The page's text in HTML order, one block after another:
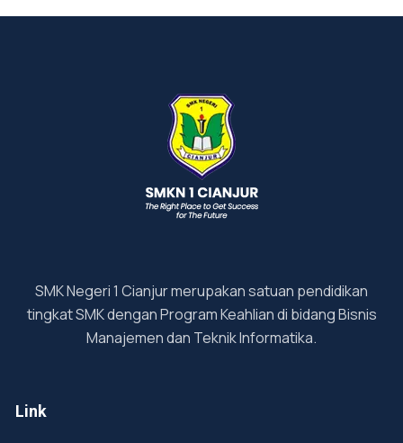
SMK Negeri 1 Cianjur merupakan satuan pendidikan
tingkat SMK dengan Program Keahlian di bidang Bisnis
Manajemen dan Teknik Informatika.
Link